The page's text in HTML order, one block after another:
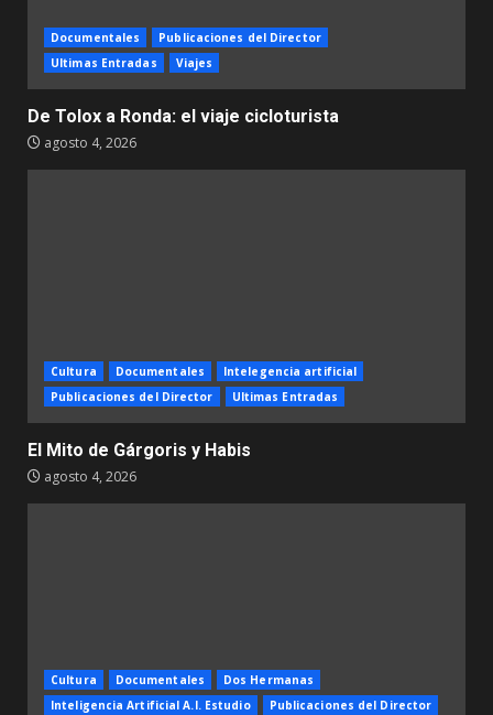
Documentales
Publicaciones del Director
Ultimas Entradas
Viajes
De Tolox a Ronda: el viaje cicloturista
agosto 4, 2026
Cultura Documentales
Intelegencia artificial
Publicaciones del Director
Ultimas Entradas
El Mito de Gárgoris y Habis
agosto 4, 2026
Cultura Documentales
Dos Hermanas
Inteligencia Artificial A.I. Estudio
Publicaciones del Director